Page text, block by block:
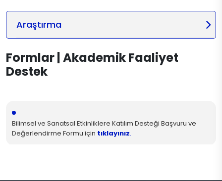
Araştırma
Formlar | Akademik Faaliyet
Destek
Bilimsel ve Sanatsal Etkinliklere Katılım Desteği Başvuru ve
Değerlendirme Formu için tıklayınız.